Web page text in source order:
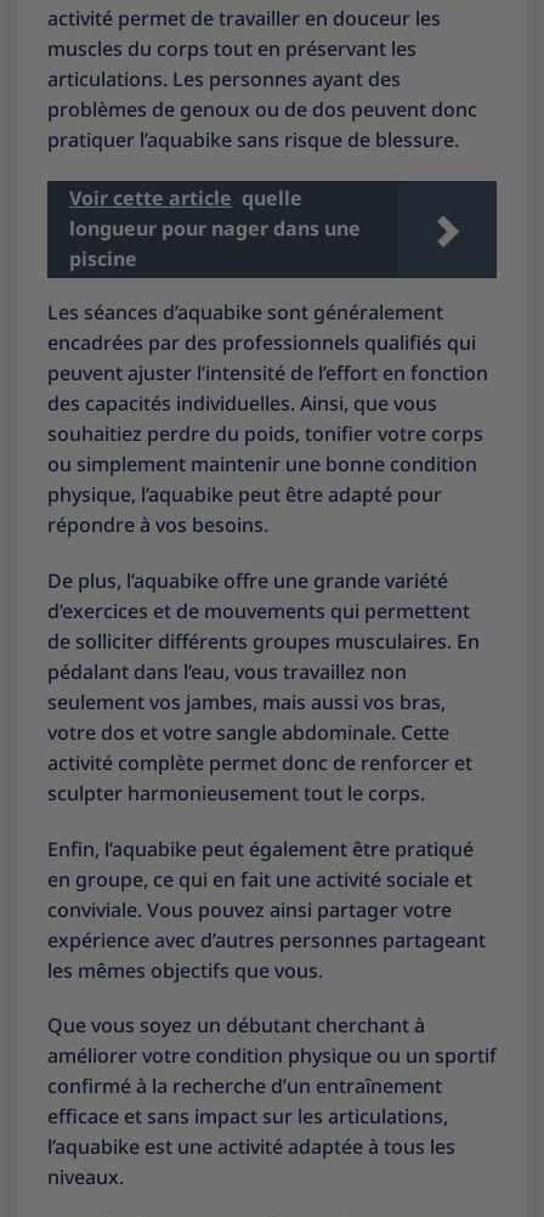
activité permet de travailler en douceur les
muscles du corps tout en préservant les
articulations. Les personnes ayant des
problèmes de genoux ou de dos peuvent donc
pratiquer l’aquabike sans risque de blessure.
Voir cette article quelle
longueur pour nager dans une
piscine
Les séances d’aquabike sont généralement
encadrées par des professionnels qualifiés qui
peuvent ajuster l’intensité de l’effort en fonction
des capacités individuelles. Ainsi, que vous
souhaitiez perdre du poids, tonifier votre corps
ou simplement maintenir une bonne condition
physique, l’aquabike peut être adapté pour
répondre à vos besoins.
De plus, l’aquabike offre une grande variété
d’exercices et de mouvements qui permettent
de solliciter différents groupes musculaires. En
pédalant dans l’eau, vous travaillez non
seulement vos jambes, mais aussi vos bras,
votre dos et votre sangle abdominale. Cette
activité complète permet donc de renforcer et
sculpter harmonieusement tout le corps.
Enfin, l’aquabike peut également être pratiqué
en groupe, ce qui en fait une activité sociale et
conviviale. Vous pouvez ainsi partager votre
expérience avec d’autres personnes partageant
les mêmes objectifs que vous.
Que vous soyez un débutant cherchant à
améliorer votre condition physique ou un sportif
confirmé à la recherche d’un entraînement
efficace et sans impact sur les articulations,
l’aquabike est une activité adaptée à tous les
niveaux.